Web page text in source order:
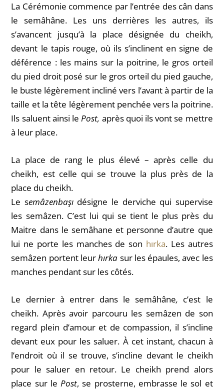
La Cérémonie commence par l’entrée des cân dans
le semâhâne. Les uns derrières les autres, ils
s’avancent jusqu’à la place désignée du cheikh,
devant le tapis rouge, où ils s’inclinent en signe de
déférence : les mains sur la poitrine, le gros orteil
du pied droit posé sur le gros orteil du pied gauche,
le buste légèrement incliné vers l’avant à partir de la
taille et la tête légèrement penchée vers la poitrine.
Ils saluent ainsi lePost, après quoi ils vont se mettre
à leur place.
La place de rang le plus élevé – après celle du
cheikh, est celle qui se trouve la plus près de la
place du cheikh.
Le semâzenbaşıdésigne le derviche qui supervise
les semâzen. C’est lui qui se tient le plus près du
Maitre dans le semâhane et personne d’autre que
lui ne porte les manches de son hırka. Les autres
semâzen portent leurhırka sur les épaules, avec les
manches pendant sur les côtés.
Le dernier à entrer dans le semâhâne, c’est le
cheikh. Après avoir parcouru les semâzen de son
regard plein d’amour et de compassion, il s’incline
devant eux pour les saluer. À cet instant, chacun à
l’endroit où il se trouve, s’incline devant le cheikh
pour le saluer en retour. Le cheikh prend alors
place sur lePost, se prosterne, embrasse le sol et